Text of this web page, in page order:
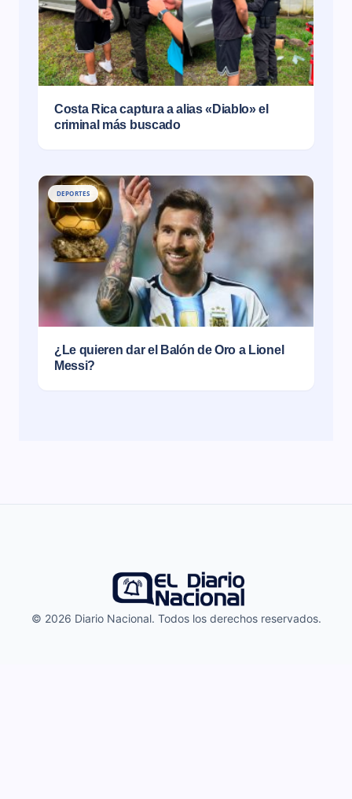
Costa Rica captura a alias «Diablo» el
criminal más buscado
DEPORTES
¿Le quieren dar el Balón de Oro a Lionel
Messi?
© 2026 Diario Nacional. Todos los derechos reservados.